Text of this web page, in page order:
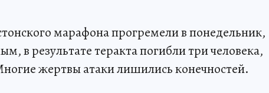
марафона прогремели в понедельник,
в результате теракта погибли три человека,
жертвы атаки лишились конечностей.